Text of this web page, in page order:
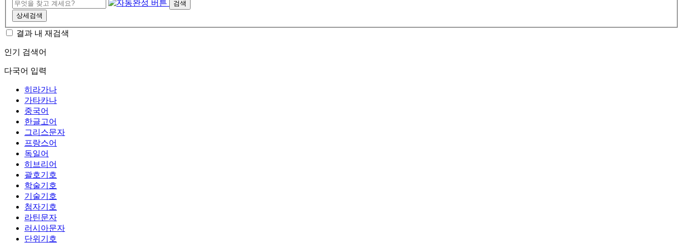
검색
상세검색
결과 내 재검색
인기 검색어
다국어 입력
히라가나
가타카나
중국어
한글고어
그리스문자
프랑스어
독일어
히브리어
괄호기호
학술기호
기술기호
첨자기호
라틴문자
러시아문자
단위기호